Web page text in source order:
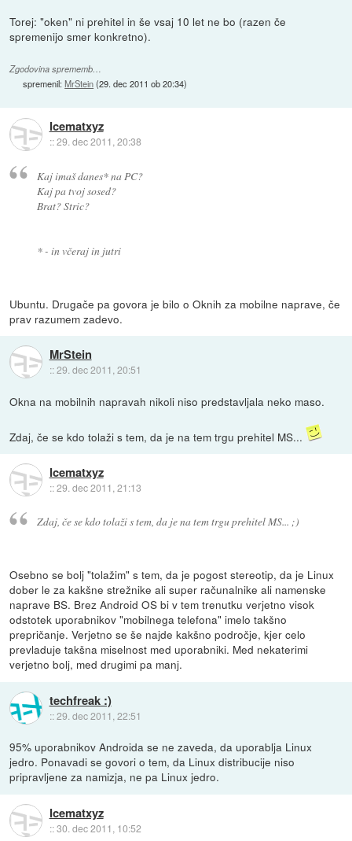
Torej: "oken" ni prehitel in še vsaj 10 let ne bo (razen če
spremenijo smer konkretno).
Zgodovina sprememb…
spremenil:MrStein(29. dec 2011 ob 20:34)
Icematxyz
::29. dec 2011, 20:38
Kaj imaš danes* na PC?
Kaj pa tvoj sosed?
Brat? Stric?
* - in včeraj in jutri
Ubuntu. Drugače pa govora je bilo o Oknih za mobilne naprave, če
prav razumem zadevo.
MrStein
::29. dec 2011, 20:51
Okna na mobilnih napravah nikoli niso predstavljala neko maso.
Zdaj, če se kdo tolaži s tem, da je na tem trgu prehitel MS...
Icematxyz
::29. dec 2011, 21:13
Zdaj, če se kdo tolaži s tem, da je na tem trgu prehitel MS... ;)
Osebno se bolj "tolažim" s tem, da je pogost stereotip, da je Linux
dober le za kakšne strežnike ali super računalnike ali namenske
naprave BS. Brez Android OS bi v tem trenutku verjetno visok
odstotek uporabnikov "mobilnega telefona" imelo takšno
prepričanje. Verjetno se še najde kakšno področje, kjer celo
prevladuje takšna miselnost med uporabniki. Med nekaterimi
verjetno bolj, med drugimi pa manj.
techfreak :)
::29. dec 2011, 22:51
95% uporabnikov Androida se ne zaveda, da uporablja Linux
jedro. Ponavadi se govori o tem, da Linux distribucije niso
pripravljene za namizja, ne pa Linux jedro.
Icematxyz
::30. dec 2011, 10:52